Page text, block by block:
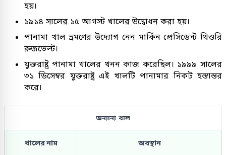
হয়।
১৯১৪ সালের ১৫ আগস্ট খালের উদ্বোধন করা হয়।
পানামা খাল ভ্রমণের উদ্যোগ নেন মার্কিন প্রেসিডেন্ট থিওরি
রুজভেল্ট।
যুক্তরাষ্ট্র পানামা খালের খনন কাজ করেছিল। ১৯৯৯ সালের
৩১ ডিসেম্বর যুক্তরাষ্ট্র এই খালটি পানামার নিকট হস্তান্তর
করে।
অন্যান্য খাল
খালের নাম অবস্থান